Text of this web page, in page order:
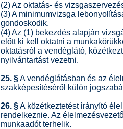
(2) Az oktatás- és
(3) A minimumvizsga
gondoskodik.
(4) Az (1) bekezdés alapján
előtt ki kell oktatni a
oktatásról a vendéglátó,
nyilvántartást vezetni.
25. §A vendéglátásban és az
szakképesítéséről külön
26. §A közétkeztetést irányító
rendelkeznie. Az
munkaadót terhelik.